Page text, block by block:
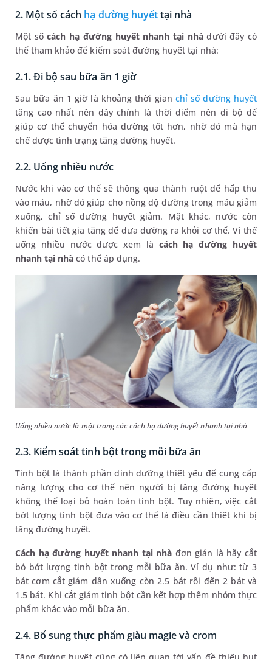
2. Một số cách hạ đường huyếttại nhà
Một sốcách hạ đường huyết nhanh tại nhàdưới đây có
thể tham khảo để kiểm soát đường huyết tại nhà:
2.1. Đi bộ sau bữa ăn 1 giờ
Sau bữa ăn 1 giờ là khoảng thời gian chỉ số đường huyết
tăng cao nhất nên đây chính là thời điểm nên đi bộ để
giúp cơ thể chuyển hóa đường tốt hơn, nhờ đó mà hạn
chế được tình trạng tăng đường huyết.
2.2. Uống nhiều nước
Nước khi vào cơ thể sẽ thông qua thành ruột để hấp thu
vào máu, nhờ đó giúp cho nồng độ đường trong máu giảm
xuống, chỉ số đường huyết giảm. Mặt khác, nước còn
khiến bài tiết gia tăng để đưa đường ra khỏi cơ thể. Vì thế
uống nhiều nước được xem là cách hạ đường huyết
nhanh tại nhà có thể áp dụng.
Uống nhiều nước là một trong các cách hạ đường huyết nhanh tại nhà
2.3. Kiểm soát tinh bột trong mỗi bữa ăn
Tinh bột là thành phần dinh dưỡng thiết yếu để cung cấp
năng lượng cho cơ thể nên người bị tăng đường huyết
không thể loại bỏ hoàn toàn tinh bột. Tuy nhiên, việc cắt
bớt lượng tinh bột đưa vào cơ thể là điều cần thiết khi bị
tăng đường huyết.
Cách hạ đường huyết nhanh tại nhà đơn giản là hãy cắt
bỏ bớt lượng tinh bột trong mỗi bữa ăn. Ví dụ như: từ 3
bát cơm cắt giảm dần xuống còn 2.5 bát rồi đến 2 bát và
1.5 bát. Khi cắt giảm tinh bột cần kết hợp thêm nhóm thực
phẩm khác vào mỗi bữa ăn.
2.4. Bổ sung thực phẩm giàu magie và crom
Tăng đường huyết cũng có liên quan tới vấn đề thiếu hụt